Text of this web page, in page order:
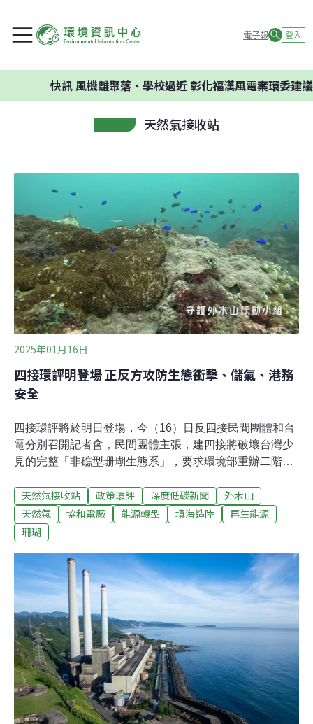
電子報 登入
風機離聚落、學校過近 彰化福漢風電案環委建議不應開發
天然氣接收站
2025年01月16日
四接環評明登場 正反方攻防生態衝擊、儲氣、港務
安全
四接環評將於明日登場，今（16）日反四接民間團體和台
電分別召開記者會，民間團體主張，建四接將破壞台灣少
見的完整「非礁型珊瑚生態系」，要求環境部重辦二階環
任，將環境衝擊降至最低，盼環評權衡「供電穩定」。自
2023年7月發生環評委員審查「中離」爭議，環境部長彭
啟明昨（15）日透過臉書表示，自己不是「哪個部會的小
弟」，希望環評不受民粹及政治干擾。四接環評明登場 環
境部邀正反方外聘專家台電規劃在基隆外木山興建第四天
然氣接收站（四接），提出「協和發電廠更新改建計
畫」，環境部明日將召開第六次環評初審會議。根據環境
部，明日會中旁聽民眾發言後，將由外聘專家分別就海洋
生態、操船安全、港埠營運等議題提出意見。正方代表為
台灣大學海洋研究所前所長戴昌鳳、海洋大學河海工程學
系講座教授兼校長許泰文，以及基隆港引水人辦事處主任
李振弘。反方代表有台灣海洋工程學會常務監事梁乃
天然氣接收站 政策環評 深度低碳新聞
外木山
天然氣
協和電廠 能源轉型 填海造陸
再生能源
珊瑚